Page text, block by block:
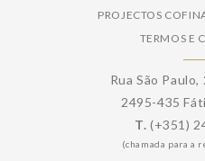
PROJECTOS
TERMOS E
Rua São
2495-435
T. (+351)
(chamada para a